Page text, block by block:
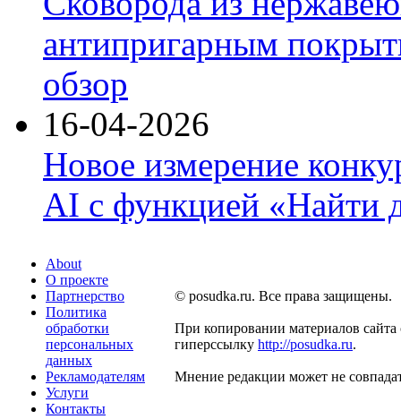
антипригарным
обзор
16-04-2026
Новое измерение
AI с функцией «Найти
About
О проекте
Партнерство
Политика
обработки
персональных
данных
Рекламодателям
Услуги
Контакты
© posudka.ru. Все права защищены.
При копировании материалов сайта
гиперссылку http://posudka.ru.
Мнение редакции может не